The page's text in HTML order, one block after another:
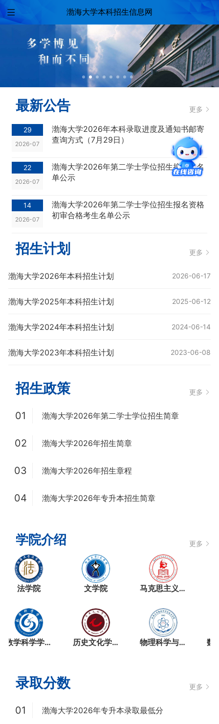
渤海大学本科招生信息网
最新公告 更多
29
2026-07
渤海大学2026年本科录取进度及通知书邮寄
查询方式（7月29日）
22
2026-07
渤海大学2026年第二学士学位招生拟录取名
单公示
14
2026-07
渤海大学2026年第二学士学位招生报名资格
初审合格考生名单公示
招生计划 更多
渤海大学2026年本科招生计划 2026-06-17
渤海大学2025年本科招生计划 2025-06-12
渤海大学2024年本科招生计划 2024-06-14
渤海大学2023年本科招生计划 2023-06-08
招生政策 更多
01 渤海大学2026年第二学士学位招生简章
02 渤海大学2026年招生简章
03 渤海大学2026年招生章程
04 渤海大学2026年专升本招生简章
学院介绍 更多
法学院
数学科学学院
文学院 马克思主义学院
历史文化学院 物理科学与技术学院
录取分数 更多
01 渤海大学2026年专升本录取最低分